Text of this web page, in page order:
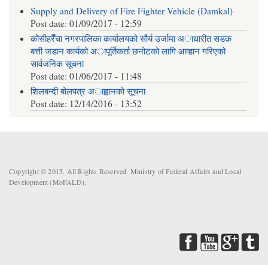
Supply and Delivery of Fire Fighter Vehicle (Damkal)
Post date:01/09/2017 - 12:59
कोसीहरैँचा नगरपालिका कार्यालयको सौर्य उर्जामा अाधारीत सडक
बत्ती जडान कार्यको अापूर्तिकर्ता छनोटको लागि आव्हान गरिएको
सार्वजनिक सूचना
Post date:01/06/2017 - 11:48
शिलबन्दी बोलपत्र अाह्वानकाे सूचना
Post date: 12/14/2016 - 13:52
Copyright © 2015. All Rights Reserved. Ministry of Federal Affairs and Local
Development (MoFALD).